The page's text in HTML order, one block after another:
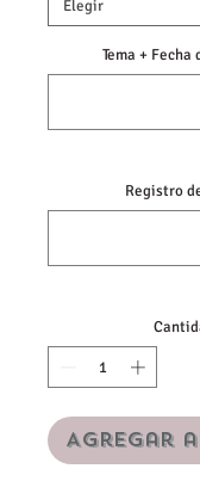
Tema +
Registro
Agregar